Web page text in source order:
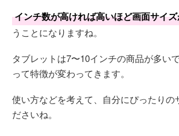
インチ数が高ければ高いほど画面サイ
うことになりますね。
タブレットは7〜10インチの商品が多い
って特徴が変わってきます。
使い方などを考えて、自分にぴったりの
ださいね。